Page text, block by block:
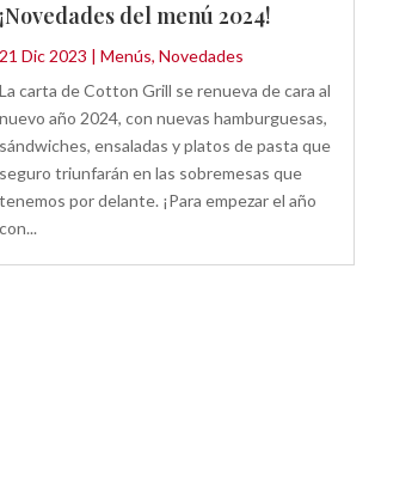
¡Novedades del menú 2024!
21 Dic 2023 | Menús, Novedades
La carta de Cotton Grill se renueva de cara al
nuevo año 2024, con nuevas hamburguesas,
sándwiches, ensaladas y platos de pasta que
seguro triunfarán en las sobremesas que
tenemos por delante. ¡Para empezar el año
con...